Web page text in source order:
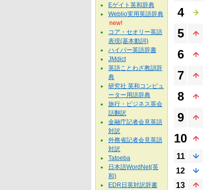
4
5
6
7
8
9
10
11
12
13
Eゲイト英和辞典
Weblio実用英語辞典
new!
コア・セオリー英語
表現(基本動詞)
ハイパー英語辞書
JMdict
英語ことわざ教訓辞
典
研究社 英和コンピュ
ーター用語辞典
旅行・ビジネス英会
話翻訳
金融庁記者会見英語
対訳
外務省記者会見英語
対訳
Tatoeba
日本語WordNet(英
和)
EDR日英対訳辞書